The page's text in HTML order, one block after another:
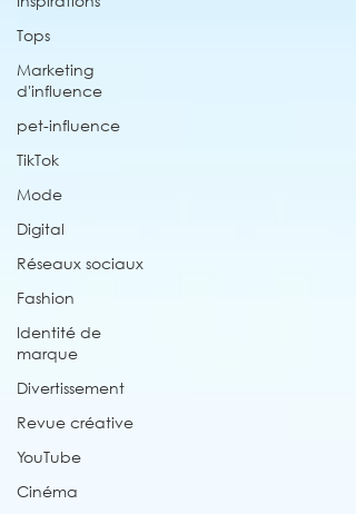
Tops
Marketing
d'influence
pet-influence
TikTok
Mode
Digital
Réseaux sociaux
Fashion
Identité de
marque
Divertissement
Revue créative
YouTube
Cinéma